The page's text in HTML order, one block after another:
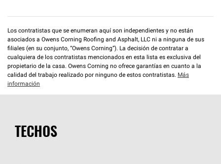
Los contratistas que se enumeran aquí son independientes y no están
asociados a Owens Corning Roofing and Asphalt, LLC ni a ninguna de sus
filiales (en su conjunto, “Owens Corning”). La decisión de contratar a
cualquiera de los contratistas mencionados en esta lista es exclusiva del
propietario de la casa. Owens Corning no ofrece garantías en cuanto a la
calidad del trabajo realizado por ninguno de estos contratistas. Más
información
TECHOS